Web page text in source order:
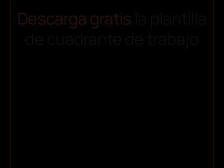
Descarga gratis